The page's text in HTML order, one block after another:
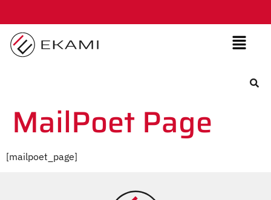
MailPoet Page
[mailpoet_page]